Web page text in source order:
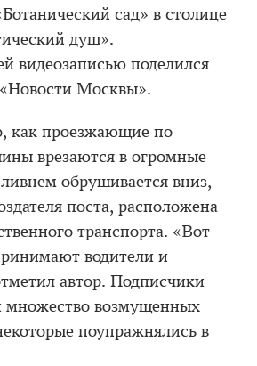
сад» в столице
душ».
видеозаписью поделился
Москвы».
как проезжающие по
врезаются в огромные
обрушивается вниз,
поста, расположена
транспорта. «Вот
водители и
автор. Подписчики
множество возмущенных
поупражнялись в